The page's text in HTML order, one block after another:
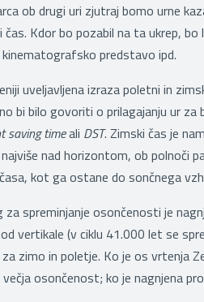
ob drugi uri zjutraj bomo urne
Kdor bo pozabil na ta ukrep,
predstavo ipd.
uveljavljena izraza poletni in
bi bilo govoriti o prilagajanju ur
saving timeali DST. Zimski čas je
nad horizontom, ob polnoči
kot ga ostane do sončnega
za spreminjanje osončenosti je
vertikale (v ciklu 41.000 let se
zimo in poletje. Ko je os vrtenja
osončenost; ko je nagnjena